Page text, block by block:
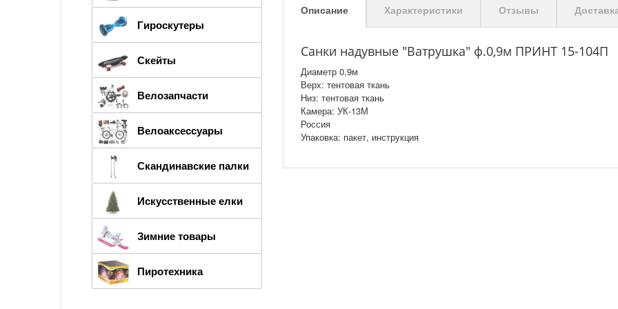
Описание Характеристики Отзывы
Санки надувные "Ватрушка" ф.0,9м ПРИНТ 15-104П
Диаметр 0,9м
Верх: тентовая ткань
Низ: тентовая ткань
Камера: УК-13М
Россия
Упаковка: пакет, инструкция
Гироскутеры
Скейты
Велозапчасти
Велоаксессуары
Скандинавские палки
Искусственные елки
Зимние товары
Пиротехника